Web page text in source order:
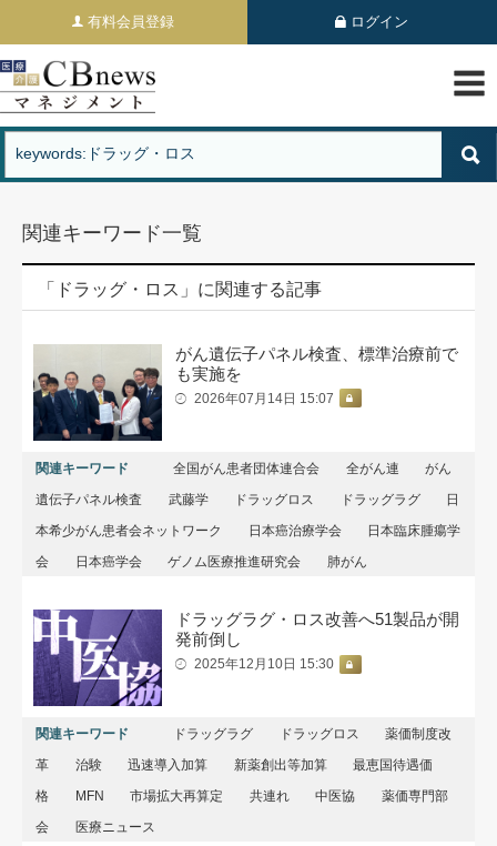
有料会員登録 ログイン
関連キーワード一覧
「ドラッグ・ロス」に関連する記事
がん遺伝子パネル検査、標準治療前で
も実施を
2026年07月14日 15:07
関連キーワード 全国がん患者団体連合会 全がん連
がん
遺伝子パネル検査
武藤学 ドラッグロス ドラッグラグ
日
本希少がん患者会ネットワーク
日本癌治療学会
日本臨床腫瘍学
会
日本癌学会 ゲノム医療推進研究会 肺がん
ドラッグラグ・ロス改善へ51製品が開
発前倒し
2025年12月10日 15:30
関連キーワード ドラッグラグ ドラッグロス
薬価制度改
革
治験 迅速導入加算 新薬創出等加算
最恵国待遇価
格
MFN 市場拡⼤再算定 共連れ 中医協
薬価専門部
会
医療ニュース